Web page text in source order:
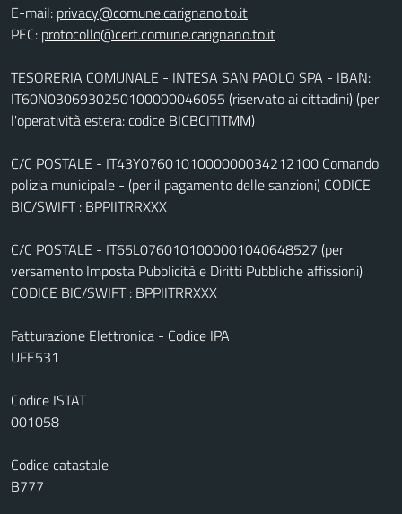
E-mail:
PEC:
TESORERIA COMUNALE - INTESA SAN PAOLO SPA - IBAN:
IT60N0306930250100000046055 (riservato ai cittadini) (per
l'operatività estera: codice BICBCITITMM)
C/C POSTALE - IT43Y0760101000000034212100 Comando
polizia municipale - (per il pagamento delle sanzioni) CODICE
BIC/SWIFT : BPPIITRRXXX
C/C POSTALE - IT65L0760101000001040648527 (per
versamento Imposta Pubblicità e Diritti Pubbliche affissioni)
CODICE BIC/SWIFT : BPPIITRRXXX
Fatturazione Elettronica - Codice IPA
UFE531
Codice ISTAT
001058
Codice catastale
B777